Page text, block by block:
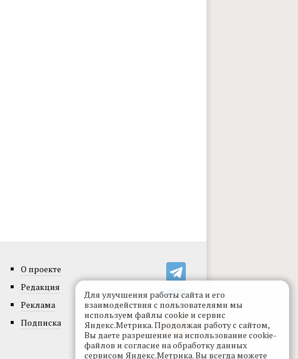
О проекте
Редакция
Реклама
Подписка
Для улучшения работы сайта и его
взаимодействия с пользователями мы
используем файлы cookie и сервис
Яндекс.Метрика. Продолжая работу с сайтом,
Вы даете разрешение на использование cookie-
файлов и согласие на обработку данных
сервисом Яндекс.Метрика. Вы всегда можете